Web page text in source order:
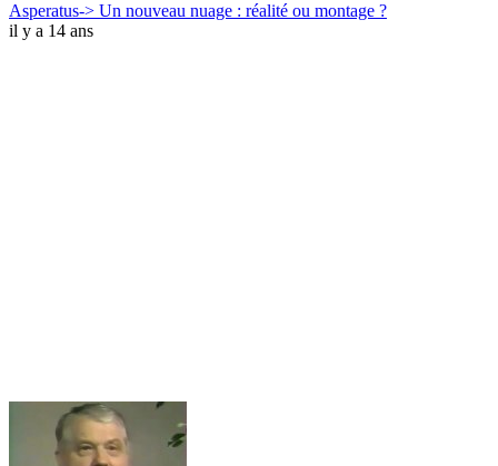
Asperatus-> Un nouveau nuage : réalité ou montage ?
il y a 14 ans